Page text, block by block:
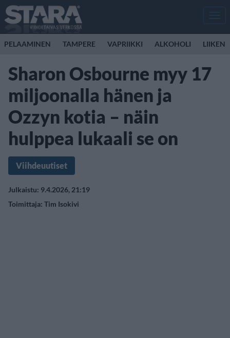
PELAAMINEN TAMPERE VAPRIIKKI ALKOHOLI
Sharon Osbourne myy 17
miljoonalla hänen ja
Ozzyn kotia – näin
hulppea lukaali se on
Viihdeuutiset
Julkaistu: 9.4.2026, 21:19
Toimittaja: Tim Isokivi